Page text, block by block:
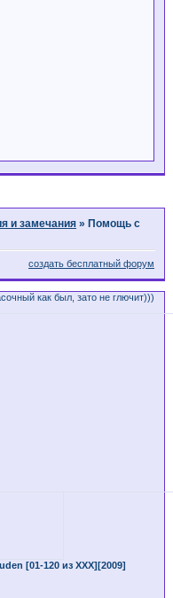
и замечания »Помощь с
создать бесплатный форум
как был, зато не глючит)))
[01-120 из XXX][2009]